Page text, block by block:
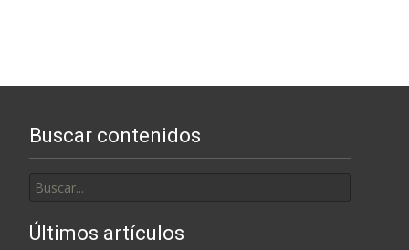
Buscar contenidos
por:
Últimos artículos